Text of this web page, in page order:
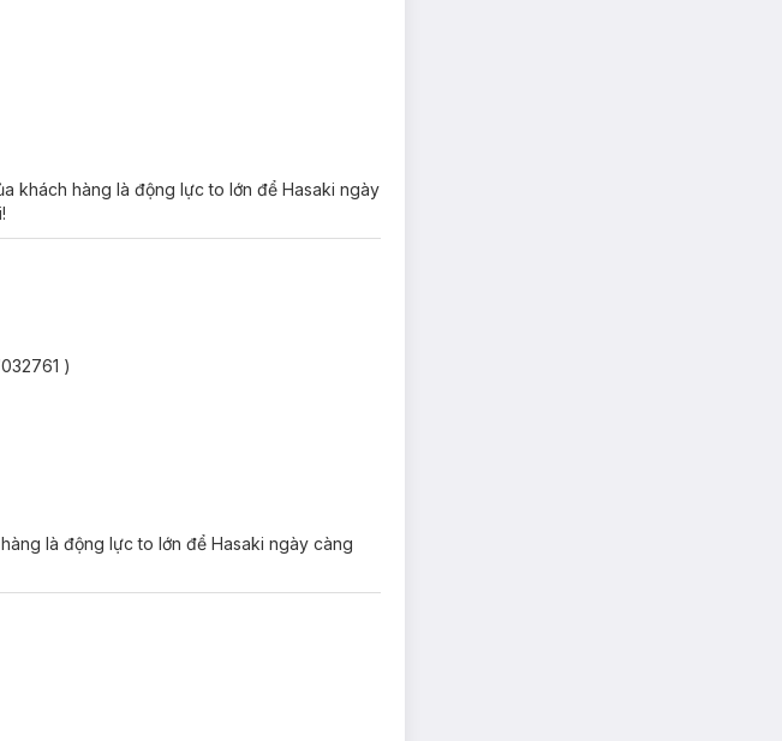
nền mỏng nhẹ, bền màu suốt nhiều giờ.
căng bóng.
khách hàng là động lực to lớn để Hasaki ngày
)
là động lực to lớn để Hasaki ngày càng